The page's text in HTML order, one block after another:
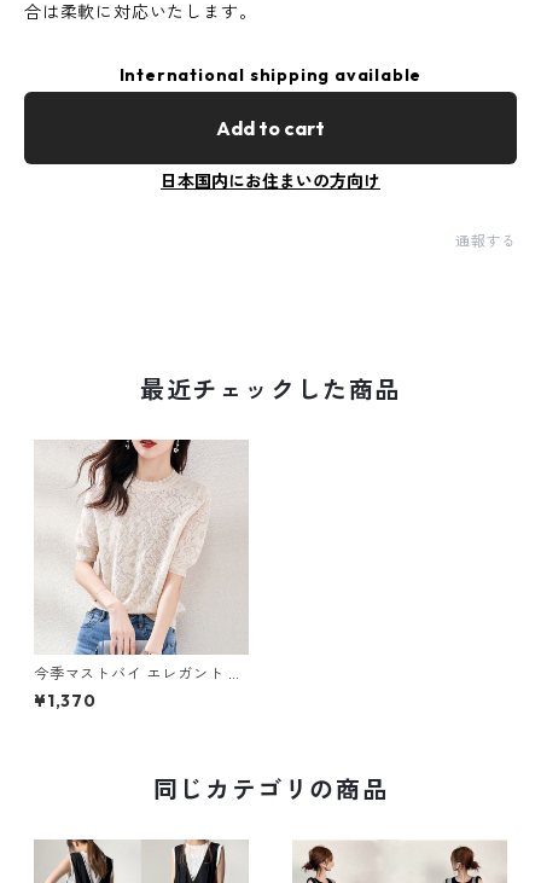
合は柔軟に対応いたします。
International shipping available
Add to cart
日本国内にお住まいの方向け
通報する
最近チェックした商品
今季マストバイ エレガント 透
かし彫り 半袖Tシャツ m-254
¥1,370
同じカテゴリの商品